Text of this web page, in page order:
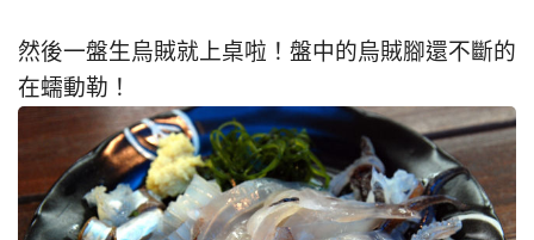
然後一盤生烏賊就上桌啦！盤中的烏賊腳還不斷的
在蠕動勒！